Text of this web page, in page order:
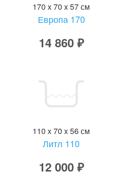
170 x 70 x 57 см
Европа 170
14 860 ₽
110 x 70 x 56 см
Литл 110
12 000 ₽